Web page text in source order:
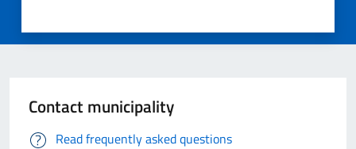
Contact municipality
Read frequently asked questions